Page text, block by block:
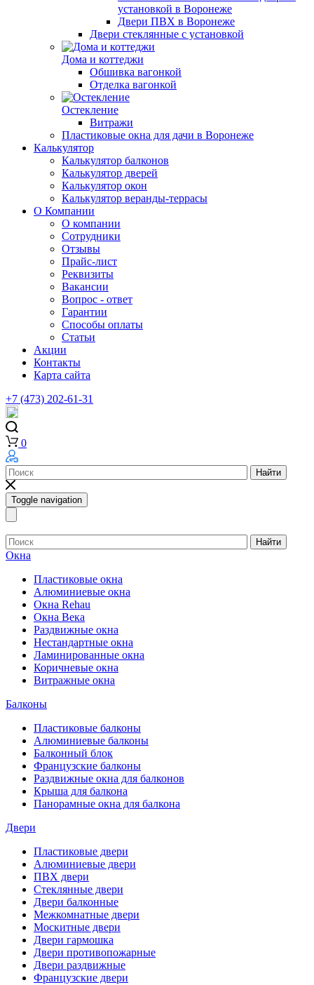
установкой в Воронеже
Двери ПВХ в Воронеже
Двери стеклянные с установкой
Дома и коттеджи
Обшивка вагонкой
Отделка вагонкой
Остекление
Витражи
Пластиковые окна для дачи в Воронеже
Калькулятор
Калькулятор балконов
Калькулятор дверей
Калькулятор окон
Калькулятор веранды-террасы
О Компании
О компании
Сотрудники
Отзывы
Прайс-лист
Реквизиты
Вакансии
Вопрос - ответ
Гарантии
Способы оплаты
Статьи
Акции
Контакты
Карта сайта
+7 (473) 202-61-31
0
Найти
Toggle navigation
Найти
Окна
Пластиковые окна
Алюминиевые окна
Окна Rehau
Окна Века
Раздвижные окна
Нестандартные окна
Ламинированные окна
Коричневые окна
Витражные окна
Балконы
Пластиковые балконы
Алюминиевые балконы
Балконный блок
Французские балконы
Раздвижные окна для балконов
Крыша для балкона
Панорамные окна для балкона
Двери
Пластиковые двери
Алюминиевые двери
ПВХ двери
Стеклянные двери
Двери балконные
Межкомнатные двери
Москитные двери
Двери гармошка
Двери противопожарные
Двери раздвижные
Французские двери